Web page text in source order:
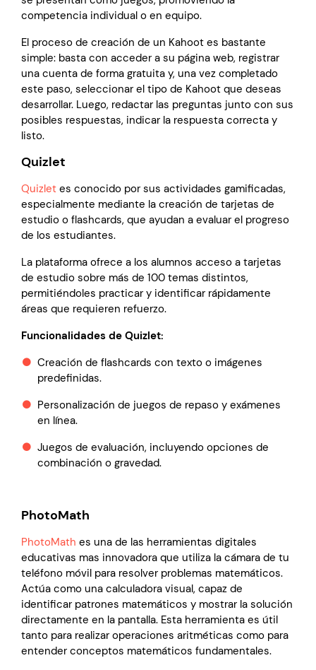
competencia individual o en equipo.
El proceso de creación de un Kahoot es bastante
simple: basta con acceder a su página web, registrar
una cuenta de forma gratuita y, una vez completado
este paso, seleccionar el tipo de Kahoot que deseas
desarrollar. Luego, redactar las preguntas junto con sus
posibles respuestas, indicar la respuesta correcta y
listo.
Quizlet
Quizlet es conocido por sus actividades gamificadas,
especialmente mediante la creación de tarjetas de
estudio o flashcards, que ayudan a evaluar el progreso
de los estudiantes.
La plataforma ofrece a los alumnos acceso a tarjetas
de estudio sobre más de 100 temas distintos,
permitiéndoles practicar y identificar rápidamente
áreas que requieren refuerzo.
Funcionalidades de Quizlet:
Creación de flashcards con texto o imágenes
predefinidas.
Personalización de juegos de repaso y exámenes
en línea.
Juegos de evaluación, incluyendo opciones de
combinación o gravedad.
PhotoMath
PhotoMath es una de las herramientas digitales
educativas mas innovadora que utiliza la cámara de tu
teléfono móvil para resolver problemas matemáticos.
Actúa como una calculadora visual, capaz de
identificar patrones matemáticos y mostrar la solución
directamente en la pantalla. Esta herramienta es útil
tanto para realizar operaciones aritméticas como para
entender conceptos matemáticos fundamentales.